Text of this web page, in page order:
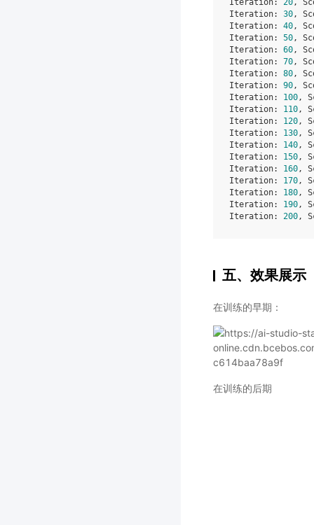
Iteration: 20,
Iteration: 30,
Iteration: 40,
Iteration: 50,
Iteration: 60,
Iteration: 70,
Iteration: 80,
Iteration: 90,
Iteration: 100,
Iteration: 110,
Iteration: 120,
Iteration: 130,
Iteration: 140,
Iteration: 150,
Iteration: 160,
Iteration: 170,
Iteration: 180,
Iteration: 190,
Iteration: 200,
五、效果展示
在训练的早期：
在训练的后期